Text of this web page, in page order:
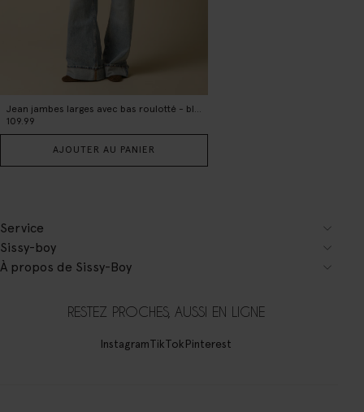
109.99
AJOUTER AU PANIER
Service
Sissy-boy
À propos de Sissy-Boy
RESTEZ PROCHES, AUSSI EN LIGNE
InstagramTikTokPinterest